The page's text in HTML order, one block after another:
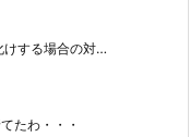
する場合の対…
たわ・・・